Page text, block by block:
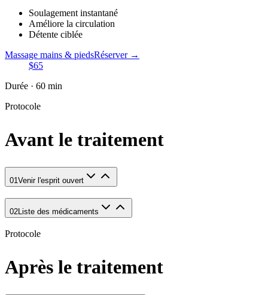
Soulagement instantané
Améliore la circulation
Détente ciblée
Massage mains & piedsRéserver →
$65
Durée · 60 min
Protocole
Avant le traitement
01Venir l'esprit ouvert
02Liste des médicaments
Protocole
Après le traitement